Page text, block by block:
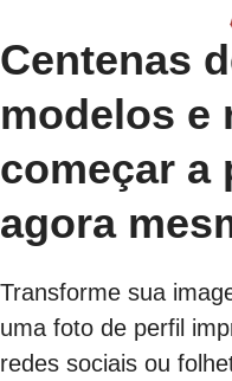
Centenas
modelos e
começar a
agora
Transforme sua
uma foto de perfil
redes sociais ou